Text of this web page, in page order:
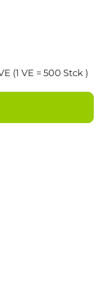
VE (1 VE = 500 Stck )